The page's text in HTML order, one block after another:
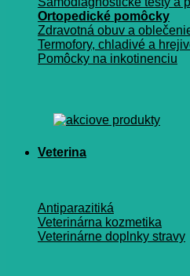
Ortopedické pomôcky
Zdravotná obuv a
Termofory, chladivé a
Pomôcky na inkotinenciu
Veterina
Antiparazitiká
Veterinárna kozmetika
Veterinárne doplnky stravy